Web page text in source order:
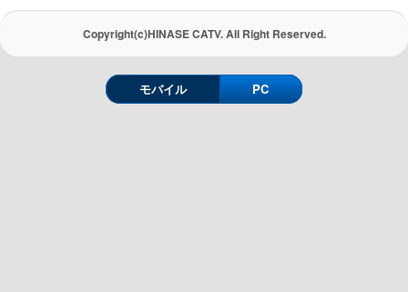
Copyright(c)HINASE CATV. All Right Reserved.
モバイル PC